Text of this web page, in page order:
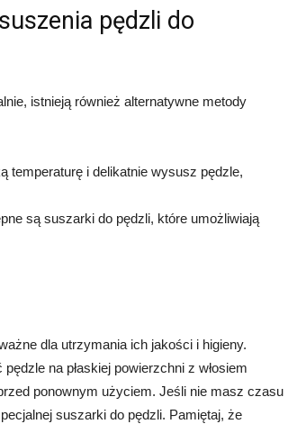
pędzli do
istnieją również alternatywne metody
temperaturę i delikatnie wysusz pędzle,
są suszarki do pędzli, które umożliwiają
dla utrzymania ich jakości i higieny.
na płaskiej powierzchni z włosiem
ponownym użyciem. Jeśli nie masz czasu
suszarki do pędzli. Pamiętaj, że